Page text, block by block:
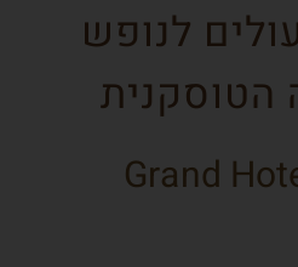
לנופש
הטוסקנית
Grand